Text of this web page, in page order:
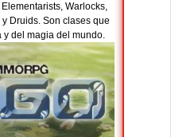
Warlocks,
Druids. Son clases que
del magia del mundo.